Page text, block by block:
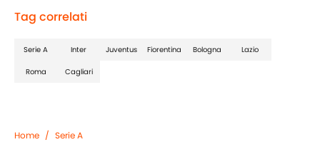
Tag correlati
Serie A Inter Juventus Fiorentina Bologna Lazio
Roma Cagliari
Home / Serie A